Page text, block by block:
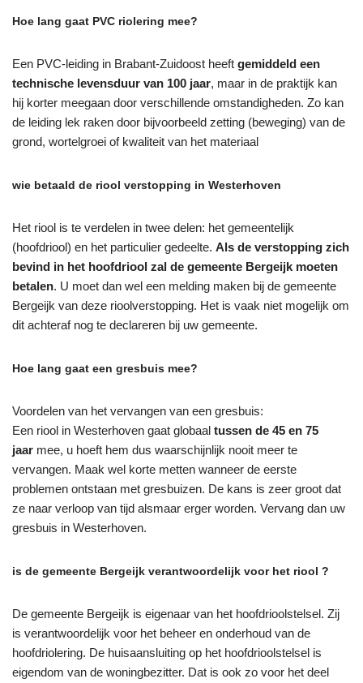
Hoe lang gaat PVC riolering mee?
Een PVC-leiding in Brabant-Zuidoost heeft gemiddeld een
technische levensduur van 100 jaar, maar in de praktijk kan
hij korter meegaan door verschillende omstandigheden. Zo kan
de leiding lek raken door bijvoorbeeld zetting (beweging) van de
grond, wortelgroei of kwaliteit van het materiaal
wie betaald de riool verstopping in Westerhoven
Het riool is te verdelen in twee delen: het gemeentelijk
(hoofdriool) en het particulier gedeelte. Als de verstopping zich
bevind in het hoofdriool zal de gemeente Bergeijk moeten
betalen. U moet dan wel een melding maken bij de gemeente
Bergeijk van deze rioolverstopping. Het is vaak niet mogelijk om
dit achteraf nog te declareren bij uw gemeente.
Hoe lang gaat een gresbuis mee?
Voordelen van het vervangen van een gresbuis:
Een riool in Westerhoven gaat globaal tussen de 45 en 75
jaar mee, u hoeft hem dus waarschijnlijk nooit meer te
vervangen. Maak wel korte metten wanneer de eerste
problemen ontstaan met gresbuizen. De kans is zeer groot dat
ze naar verloop van tijd alsmaar erger worden. Vervang dan uw
gresbuis in Westerhoven.
is de gemeente Bergeijk verantwoordelijk voor het riool ?
De gemeente Bergeijk is eigenaar van het hoofdrioolstelsel. Zij
is verantwoordelijk voor het beheer en onderhoud van de
hoofdriolering. De huisaansluiting op het hoofdrioolstelsel is
eigendom van de woningbezitter. Dat is ook zo voor het deel